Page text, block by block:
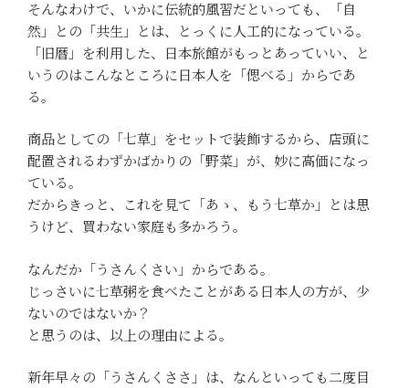
そんなわけで、いかに伝統的風習だといっても、「自
然」との「共生」とは、とっくに人工的になっている。
「旧暦」を利用した、日本旅館がもっとあっていい、と
いうのはこんなところに日本人を「偲べる」からであ
る。
商品としての「七草」をセットで装飾するから、店頭に
配置されるわずかばかりの「野菜」が、妙に高価になっ
ている。
だからきっと、これを見て「あゝ、もう七草か」とは思
うけど、買わない家庭も多かろう。
なんだか「うさんくさい」からである。
じっさいに七草粥を食べたことがある日本人の方が、少
ないのではないか？
と思うのは、以上の理由による。
新年早々の「うさんくささ」は、なんといっても二度目